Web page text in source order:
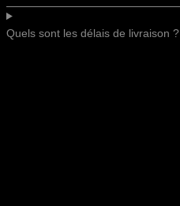
Quels sont les délais de livraison ?